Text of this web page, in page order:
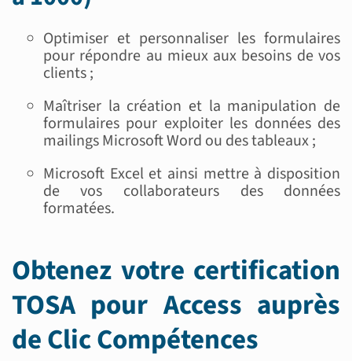
Optimiser et personnaliser les formulaires
pour répondre au mieux aux besoins de vos
clients ;
Maîtriser la création et la manipulation de
formulaires pour exploiter les données des
mailings Microsoft Word ou des tableaux ;
Microsoft Excel et ainsi mettre à disposition
de vos collaborateurs des données
formatées.
Obtenez votre certification
TOSA pour Access auprès
de Clic Compétences